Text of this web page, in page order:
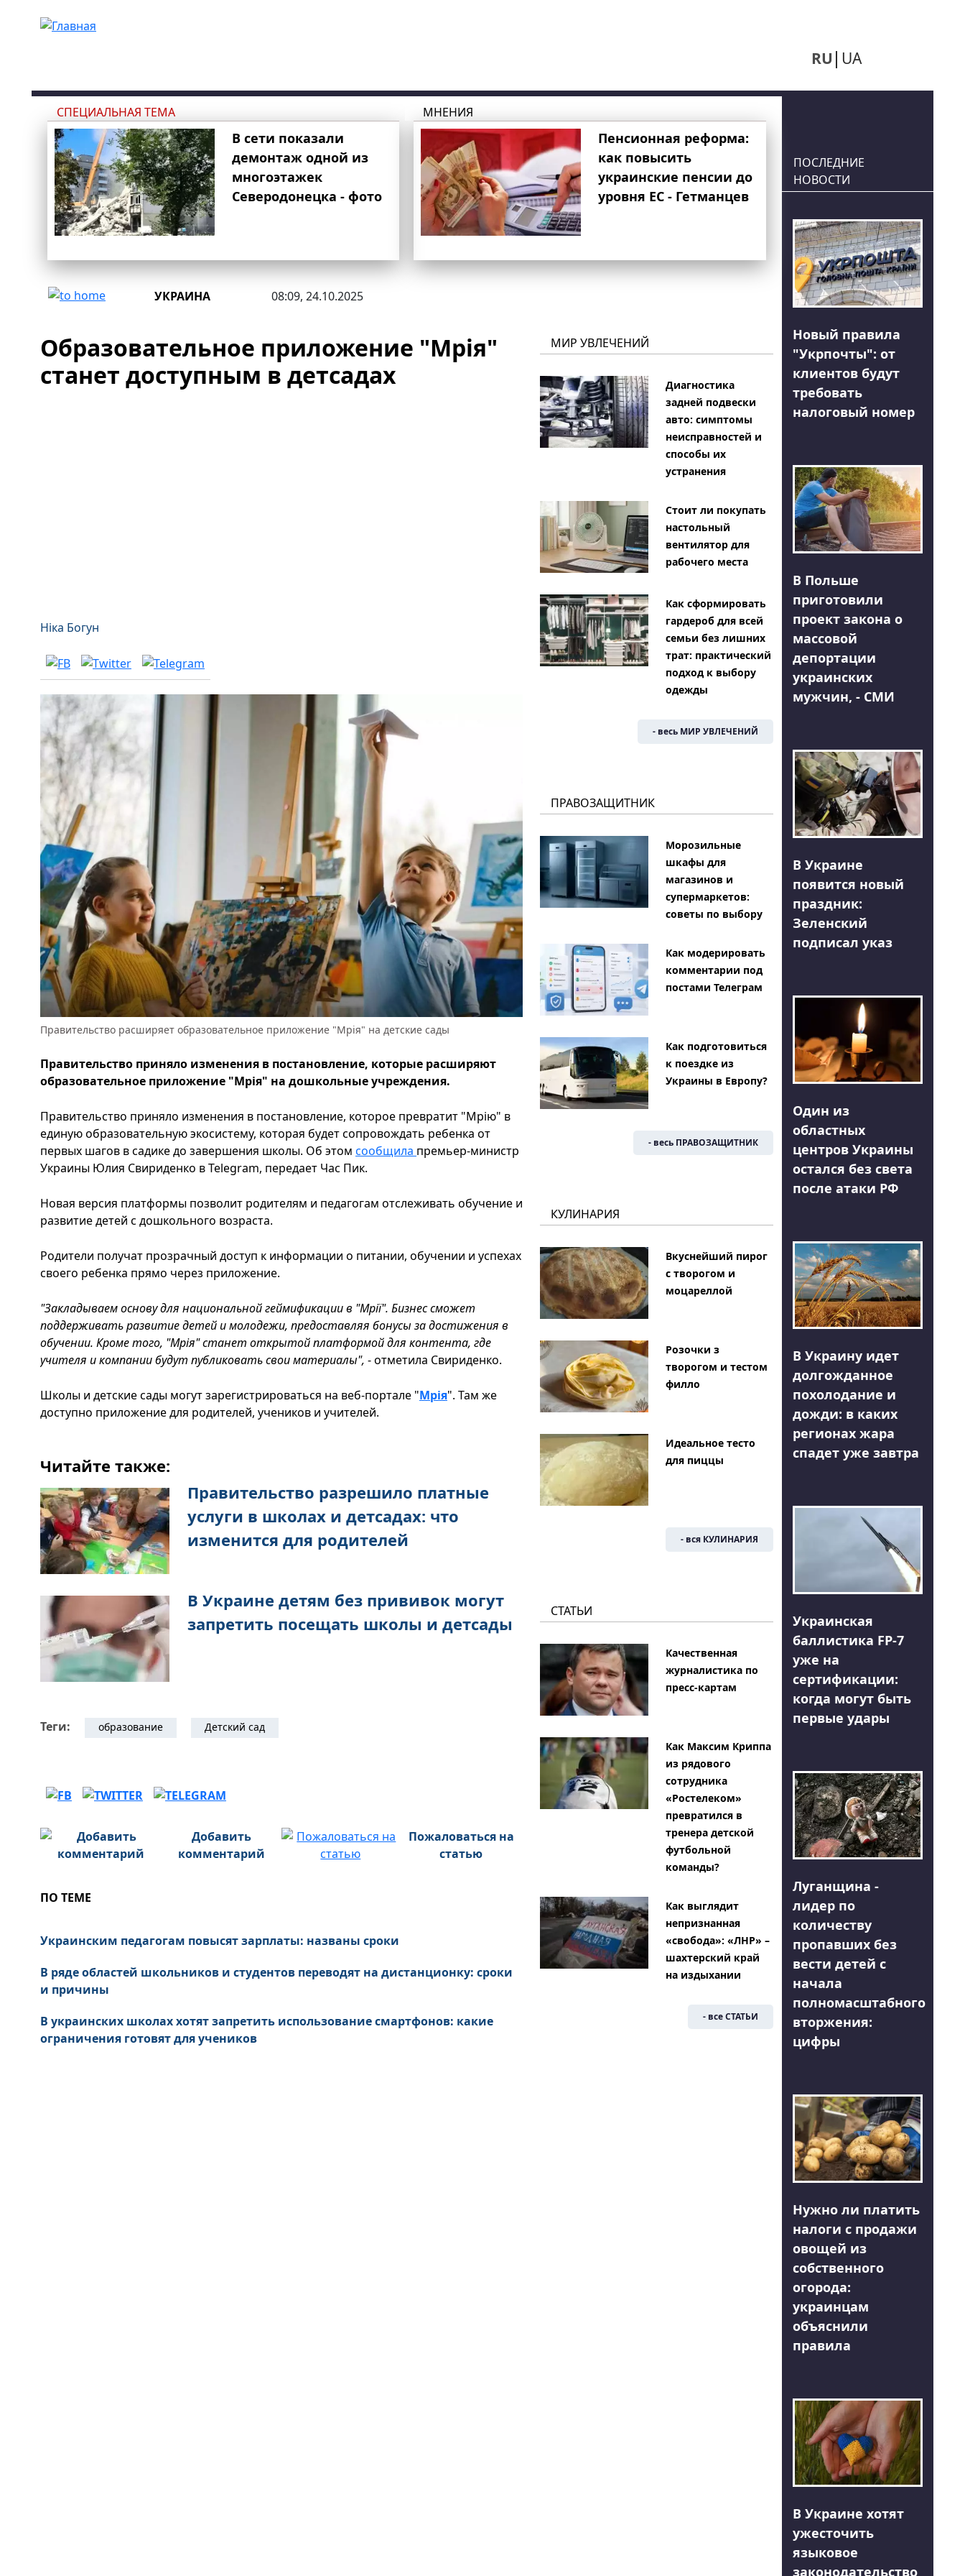
RU UA
СПЕЦИАЛЬНАЯ ТЕМА
В сети показали
демонтаж одной из
многоэтажек
Северодонецка - фото
МНЕНИЯ
Пенсионная реформа:
как повысить
украинские пенсии до
уровня ЕС - Гетманцев
УКРАИНА 08:09, 24.10.2025
Образовательное приложение "Мрія"
станет доступным в детсадах
Ніка Богун
Правительство расширяет образовательное приложение "Мрія" на детские сады
Правительство приняло изменения в постановление, которые расширяют
образовательное приложение "Мрія" на дошкольные учреждения.
Правительство приняло изменения в постановление, которое превратит "Мрію" в
единую образовательную экосистему, которая будет сопровождать ребенка от
первых шагов в садике до завершения школы. Об этом сообщила премьер-министр
Украины Юлия Свириденко в Telegram, передает Час Пик.
Новая версия платформы позволит родителям и педагогам отслеживать обучение и
развитие детей с дошкольного возраста.
Родители получат прозрачный доступ к информации о питании, обучении и успехах
своего ребенка прямо через приложение.
"Закладываем основу для национальной геймификации в "Мрії". Бизнес сможет
поддерживать развитие детей и молодежи, предоставляя бонусы за достижения в
обучении. Кроме того, "Мрія" станет открытой платформой для контента, где
учителя и компании будут публиковать свои материалы", - отметила Свириденко.
Школы и детские сады могут зарегистрироваться на веб-портале "Мрія". Там же
доступно приложение для родителей, учеников и учителей.
Читайте также:
Правительство разрешило платные
услуги в школах и детсадах: что
изменится для родителей
В Украине детям без прививок могут
запретить посещать школы и детсады
Теги: образование Детский сад
Добавить
комментарий
Пожаловаться на
статью
ПО ТЕМЕ
Украинским педагогам повысят зарплаты: названы сроки
В ряде областей школьников и студентов переводят на дистанционку: сроки
и причины
В украинских школах хотят запретить использование смартфонов: какие
ограничения готовят для учеников
МИР УВЛЕЧЕНИЙ
Диагностика
задней подвески
авто: симптомы
неисправностей и
способы их
устранения
Стоит ли покупать
настольный
вентилятор для
рабочего места
Как сформировать
гардероб для всей
семьи без лишних
трат: практический
подход к выбору
одежды
- весь МИР УВЛЕЧЕНИЙ
ПРАВОЗАЩИТНИК
Морозильные
шкафы для
магазинов и
супермаркетов:
советы по выбору
Как модерировать
комментарии под
постами Телеграм
Как подготовиться
к поездке из
Украины в Европу?
- весь ПРАВОЗАЩИТНИК
КУЛИНАРИЯ
Вкуснейший пирог
с творогом и
моцареллой
Розочки з
творогом и тестом
филло
Идеальное тесто
для пиццы
- вся КУЛИНАРИЯ
СТАТЬИ
Качественная
журналистика по
пресс-картам
Как Максим Криппа
из рядового
сотрудника
«Ростелеком»
превратился в
тренера детской
футбольной
команды?
Как выглядит
непризнанная
«свобода»: «ЛНР» –
шахтерский край
на издыхании
- все СТАТЬИ
ПОСЛЕДНИЕ
НОВОСТИ
Новый правила
"Укрпочты": от
клиентов будут
требовать
налоговый номер
В Польше
приготовили
проект закона о
массовой
депортации
украинских
мужчин, - СМИ
В Украине
появится новый
праздник:
Зеленский
подписал указ
Один из
областных
центров Украины
остался без света
после атаки РФ
В Украину идет
долгожданное
похолодание и
дожди: в каких
регионах жара
спадет уже завтра
Украинская
баллистика FP-7
уже на
сертификации:
когда могут быть
первые удары
Луганщина -
лидер по
количеству
пропавших без
вести детей с
начала
полномасштабного
вторжения:
цифры
Нужно ли платить
налоги с продажи
овощей из
собственного
огорода:
украинцам
объяснили
правила
В Украине хотят
ужесточить
языковое
законодательство